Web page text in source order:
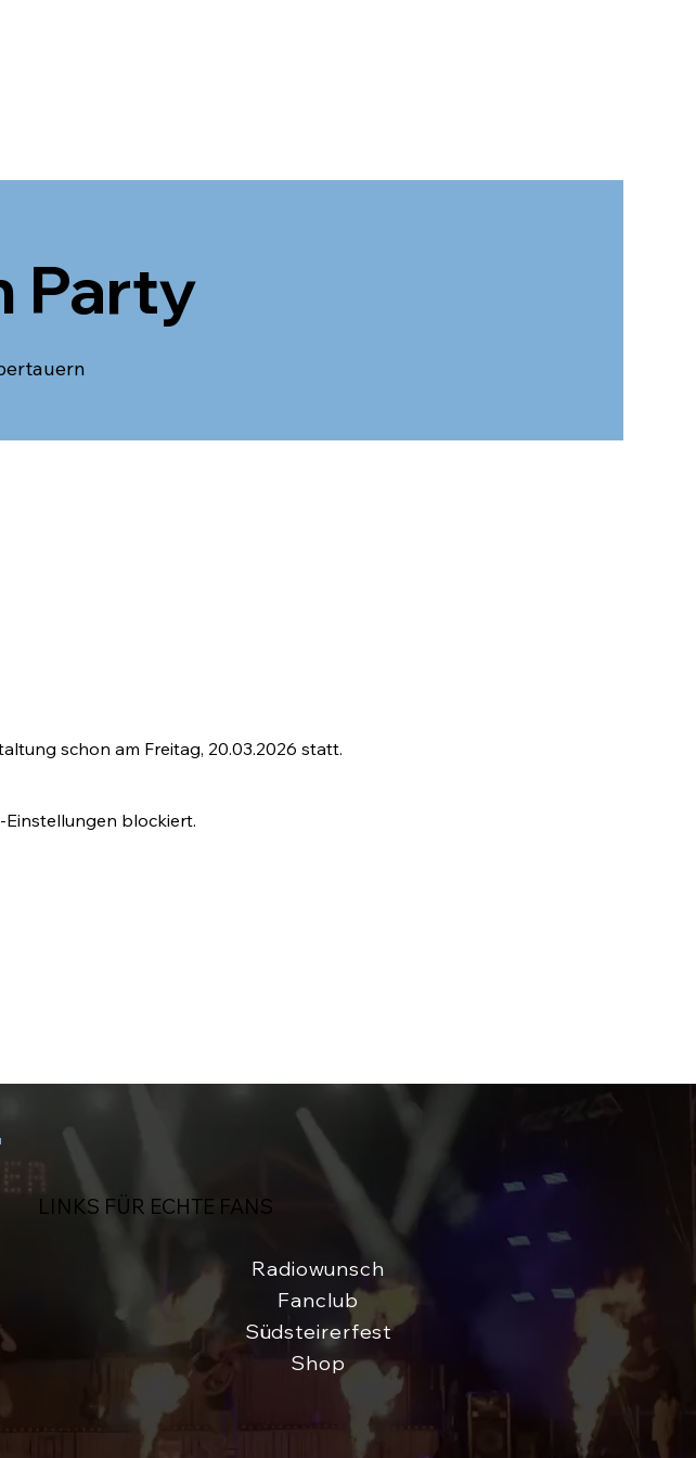
Party
schon am Freitag, 20.03.2026 statt.
blockiert.
LINKS FÜR ECHTE FANS
Radiowunsch
Fanclub
Südsteirerfest
Shop